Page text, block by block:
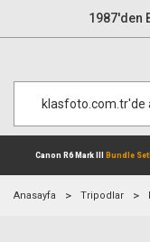
1987'den
Anasayfa Tripodlar